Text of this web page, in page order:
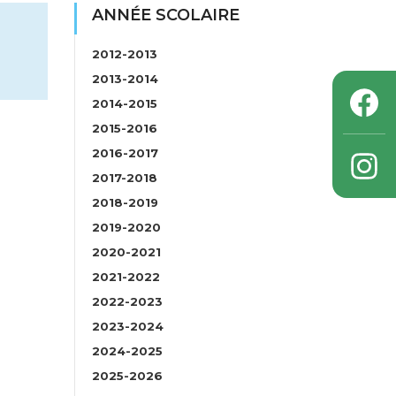
ANNÉE SCOLAIRE
2012-2013
2013-2014
2014-2015
2015-2016
2016-2017
2017-2018
2018-2019
2019-2020
2020-2021
2021-2022
2022-2023
2023-2024
2024-2025
2025-2026